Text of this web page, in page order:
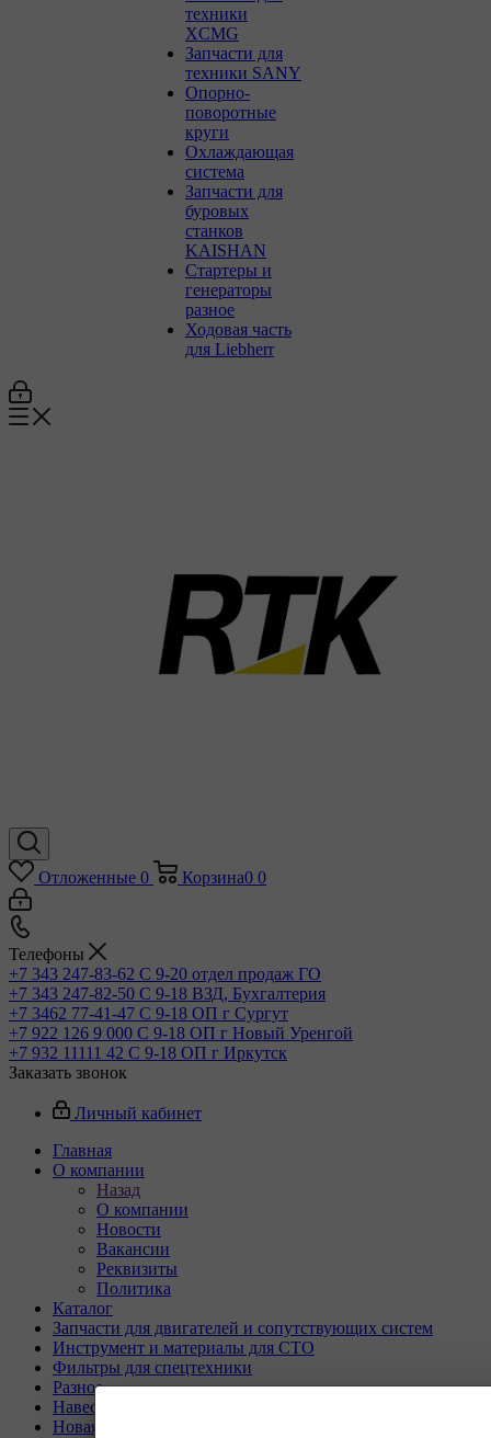
техники
XCMG
Запчасти для
техники SANY
Опорно-
поворотные
круги
Охлаждающая
система
Запчасти для
буровых
станков
KAISHAN
Стартеры и
генераторы
разное
Ходовая часть
для Liebherr
Отложенные 0 Корзина0 0
Телефоны
+7 343 247-83-62 С 9-20 отдел продаж ГО
+7 343 247-82-50 С 9-18 ВЗД, Бухгалтерия
+7 3462 77-41-47 С 9-18 ОП г Сургут
+7 922 126 9 000 С 9-18 ОП г Новый Уренгой
+7 932 11111 42 С 9-18 ОП г Иркутск
Заказать звонок
Личный кабинет
Главная
О компании
Назад
О компании
Новости
Вакансии
Реквизиты
Политика
Каталог
Запчасти для двигателей и сопутствующих систем
Инструмент и материалы для СТО
Фильтры для спецтехники
Разное
Навесное оборудование для экскаваторов
Новая спецтехника